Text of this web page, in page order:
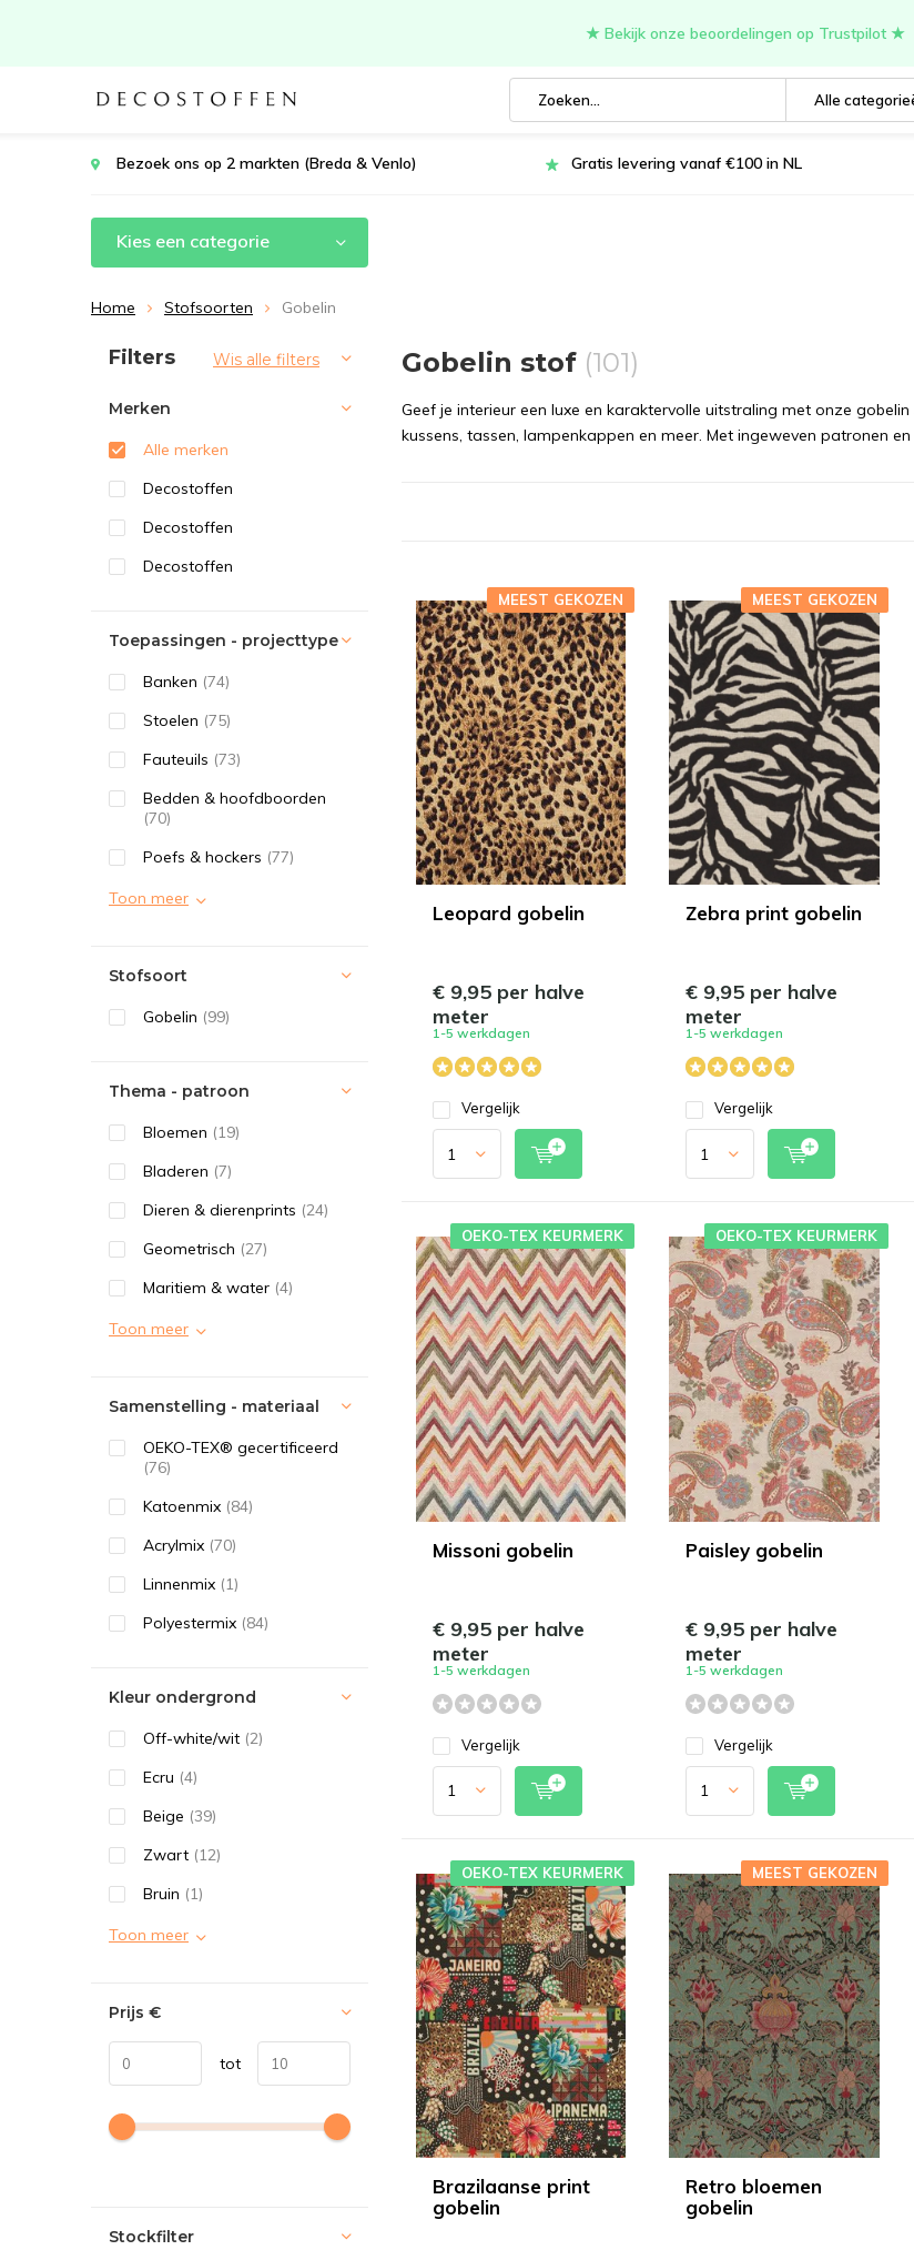
Alle
★ Bekijk onze beoordelingen op Trustpilot ★
Bezoek ons op 2 markten (Breda & Venlo) Gratis levering vanaf €100 in NL
Kies een categorie
Home Stofsoorten Gobelin
Gobelin stof (101)
Geef je interieur een luxe en karaktervolle uitstraling met onze
kussens, tassen, lampenkappen en meer. Met ingeweven patronen
Leopard gobelin
MEEST GEKOZEN
€ 9,95 per halve
meter
1-5 werkdagen
Vergelijk
Zebra print gobelin
MEEST GEKOZEN
€ 9,95 per halve
meter
1-5 werkdagen
Vergelijk
Missoni gobelin
OEKO-TEX KEURMERK
€ 9,95 per halve
meter
1-5 werkdagen
Vergelijk
Paisley gobelin
OEKO-TEX KEURMERK
€ 9,95 per halve
meter
1-5 werkdagen
Vergelijk
Brazilaanse print
gobelin
OEKO-TEX KEURMERK
Retro bloemen
gobelin
MEEST GEKOZEN
Sorteren op:
Filters Wis alle filters
Merken
Alle merken
Decostoffen
Decostoffen
Decostoffen
Toepassingen - projecttype
Banken (74)
Stoelen (75)
Fauteuils (73)
Bedden & hoofdboorden
(70)
Poefs & hockers (77)
Toon meer
Stofsoort
Gobelin (99)
Thema - patroon
Bloemen (19)
Bladeren (7)
Dieren & dierenprints (24)
Geometrisch (27)
Maritiem & water (4)
Toon meer
Samenstelling - materiaal
OEKO-TEX® gecertificeerd
(76)
Katoenmix (84)
Acrylmix (70)
Linnenmix (1)
Polyestermix (84)
Kleur ondergrond
Off-white/wit (2)
Ecru (4)
Beige (39)
Zwart (12)
Bruin (1)
Toon meer
Prijs €
tot
Stockfilter